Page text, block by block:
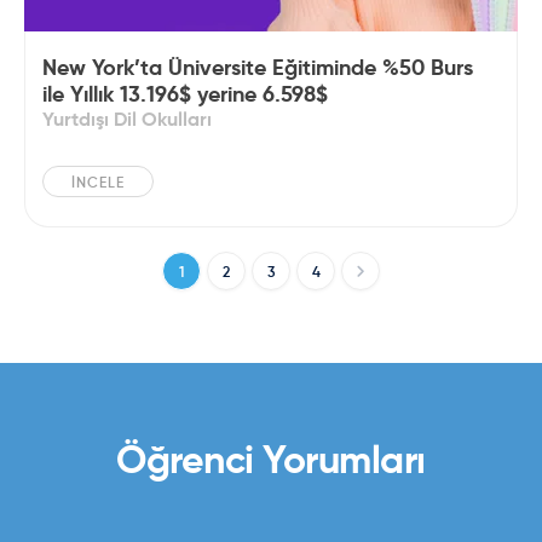
New York’ta Üniversite Eğitiminde %50 Burs
ile Yıllık 13.196$ yerine 6.598$
Yurtdışı Dil Okulları
İNCELE
1 2 3 4
Öğrenci Yorumları